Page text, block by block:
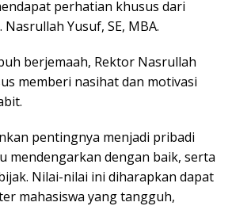
perhatian khusus dari
Yusuf, SE, MBA.
berjemaah, Rektor Nasrullah
memberi nasihat dan motivasi
pentingnya menjadi pribadi
mendengarkan dengan baik, serta
Nilai-nilai ini diharapkan dapat
mahasiswa yang tangguh,